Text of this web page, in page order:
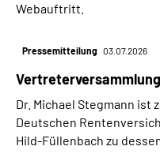
Webauftritt.
Pressemitteilung 03.07.2026
Dr. Michael Stegmann ist
Deutschen
Hild-Füllenbach zu